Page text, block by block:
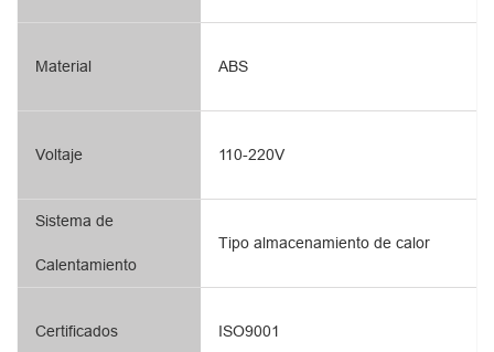
Material
Voltaje
Sistema de
Calentamiento
ABS
110-220V
Tipo almacenamiento de calor
Certificados ISO9001